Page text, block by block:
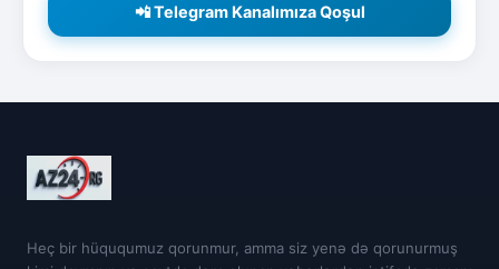
📲 Telegram Kanalımıza Qoşul
Heç bir hüququmuz qorunmur, amma siz yenə də qorunurmuş